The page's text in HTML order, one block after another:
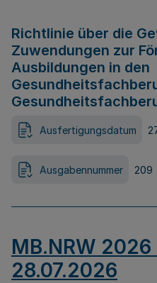
Richtlinie über die
Zuwendungen zur
Ausbildungen in den
Ausfertigungsdatum
Ausgabennummer 209
MB.NRW
28.07.2026